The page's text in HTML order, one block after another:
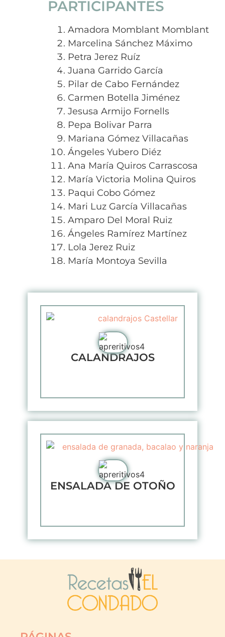
PARTICIPANTES
Amadora Momblant Momblant
Marcelina Sánchez Máximo
Petra Jerez Ruíz
Juana Garrido García
Pilar de Cabo Fernández
Carmen Botella Jiménez
Jesusa Armijo Fornells
Pepa Bolivar Parra
Mariana Gómez Villacañas
Ángeles Yubero Diéz
Ana María Quiros Carrascosa
María Victoria Molina Quiros
Paqui Cobo Gómez
Mari Luz García Villacañas
Amparo Del Moral Ruiz
Ángeles Ramírez Martínez
Lola Jerez Ruiz
María Montoya Sevilla
CALANDRAJOS
ENSALADA DE OTOÑO